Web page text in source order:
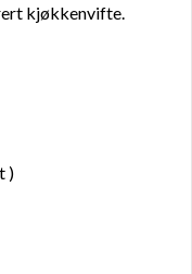
kjøkkenvifte.
)